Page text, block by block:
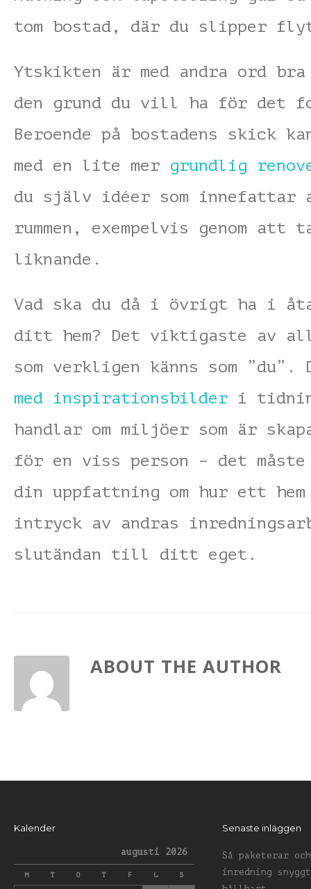
tom bostad, där du slipper
Ytskikten är med andra ord
den grund du vill ha för det
Beroende på bostadens skick
med en lite mer grundlig
du själv idéer som innefattar
rummen, exempelvis genom att
liknande.
Vad ska du då i övrigt ha i
ditt hem? Det viktigaste av
som verkligen känns som
med inspirationsbilder i
handlar om miljöer som är
för en viss person – det måste
din uppfattning om hur ett
intryck av andras
slutändan till ditt eget.
ABOUT THE AUTHOR
Kalender
augusti 2026
M T O T F L S
Senaste inläggen
Så paketerar
inredning